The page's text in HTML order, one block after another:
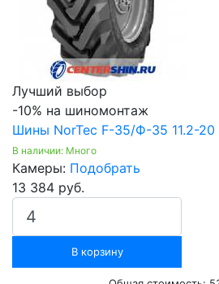
Лучший выбор
-10% на шиномонтаж
Шины NorTec F-35/Ф-35 11.2-20
В наличии: Много
Камеры: Подобрать
13 384 руб.
В корзину